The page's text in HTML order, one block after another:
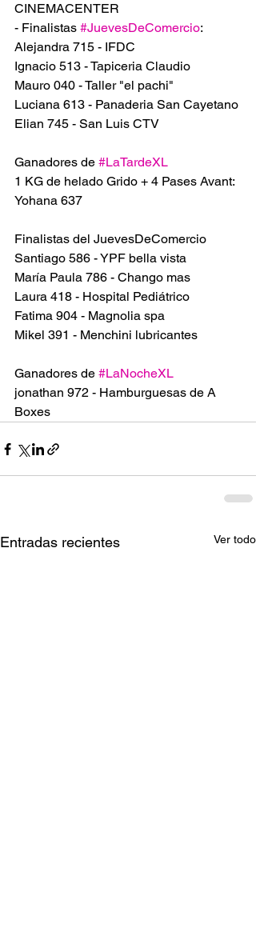
CINEMACENTER
- Finalistas #JuevesDeComercio:
Alejandra 715 - IFDC
Ignacio 513 - Tapiceria Claudio
Mauro 040 - Taller "el pachi"
Luciana 613 - Panaderia San Cayetano
Elian 745 - San Luis CTV
Ganadores de #LaTardeXL
1 KG de helado Grido + 4 Pases Avant:
Yohana 637
Finalistas del JuevesDeComercio
Santiago 586 - YPF bella vista
María Paula 786 - Chango mas
Laura 418 - Hospital Pediátrico
Fatima 904 - Magnolia spa
Mikel 391 - Menchini lubricantes
Ganadores de #LaNocheXL
jonathan 972 - Hamburguesas de A
Boxes
Entradas recientes Ver todo